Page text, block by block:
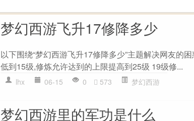
梦幻西游飞升17修降多少
以下围绕“梦幻西游飞升17修降多少”主题解决网友的
低到15级,修炼允许达到的上限提高到25级 19级修...
lhx 06-15 0 573 梦幻西游
梦幻西游里的军功是什么